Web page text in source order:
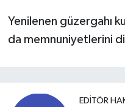
Yenilenen güzergahı
da memnuniyetlerini
EDITÖR